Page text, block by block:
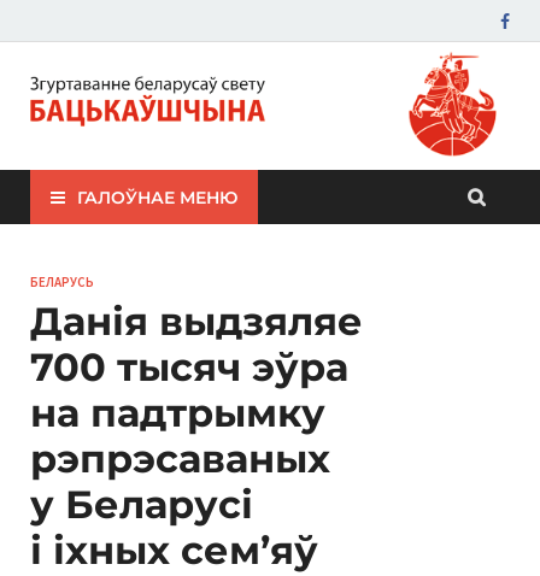
ЗБС "Бацькаўшчына"
ГАЛОЎНАЕ МЕНЮ
БЕЛАРУСЬ
Данія выдзяляе
700 тысяч эўра
на падтрымку
рэпрэсаваных
у Беларусі
і іхных сем’яў